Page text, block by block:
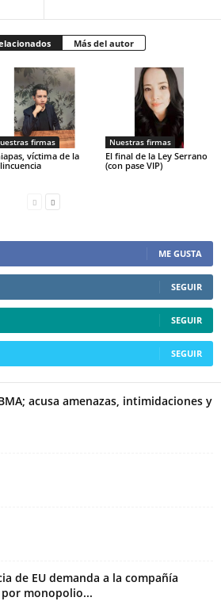
Más del autor
firmas
víctima de la
Nuestras firmas
El final de la Ley Serrano
(con pase VIP)
ME GUSTA
SEGUIR
SEGUIR
SEGUIR
acusa amenazas, intimidaciones y
de EU demanda a la compañía
monopolio...